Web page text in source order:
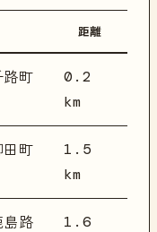
距離
路町
0.2
km
田町
1.5
km
島路 1.6